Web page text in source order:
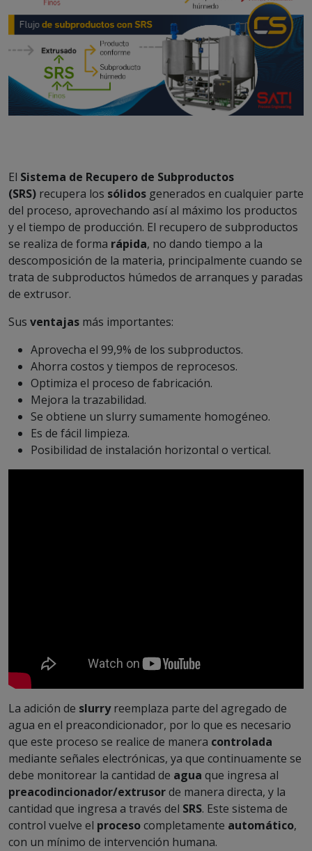
El Sistema de Recupero de Subproductos
(SRS) recupera los sólidos generados en cualquier parte
del proceso, aprovechando así al máximo los productos
y el tiempo de producción. El recupero de subproductos
se realiza de forma rápida, no dando tiempo a la
descomposición de la materia, principalmente cuando se
trata de subproductos húmedos de arranques y paradas
de extrusor.
Sus ventajas más importantes:
Aprovecha el 99,9% de los subproductos.
Ahorra costos y tiempos de reprocesos.
Optimiza el proceso de fabricación.
Mejora la trazabilidad.
Se obtiene un slurry sumamente homogéneo.
Es de fácil limpieza.
Posibilidad de instalación horizontal o vertical.
La adición de slurryreemplaza parte del agregado de
agua en el preacondicionador, por lo que es necesario
que este proceso se realice de manera controlada
mediante señales electrónicas, ya que continuamente se
debe monitorear la cantidad de agua que ingresa al
preacodincionador/extrusorde manera directa, y la
cantidad que ingresa a través del SRS. Este sistema de
control vuelve el procesocompletamente automático,
con un mínimo de intervención humana.